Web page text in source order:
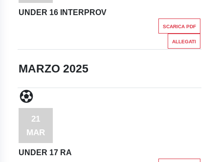
UNDER 16 INTERPROV
SCARICA PDF
ALLEGATI
MARZO 2025
21
MAR
UNDER 17 RA